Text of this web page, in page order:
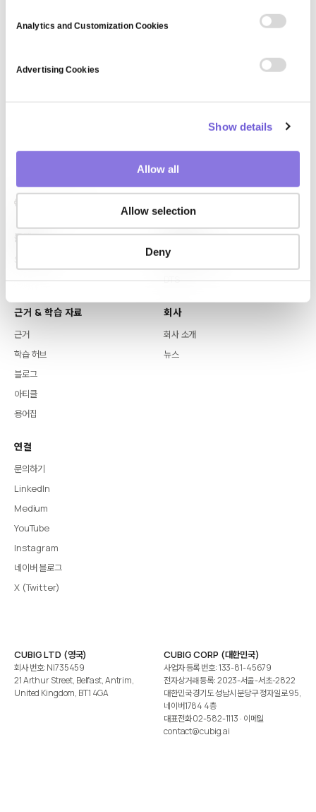
Analytics and Customization Cookies
Advertising Cookies
Show details
Allow all
Allow selection
Deny
플랫폼 핵심 역량
LLM Capsule
DTS
근거 & 학습 자료
근거
학습 허브
블로그
아티클
용어집
회사
회사 소개
뉴스
연결
문의하기
LinkedIn
Medium
YouTube
Instagram
네이버 블로그
X (Twitter)
CUBIG LTD (영국)
회사 번호: NI735459
21 Arthur Street, Belfast, Antrim,
United Kingdom, BT1 4GA
CUBIG CORP (대한민국)
사업자 등록 번호: 133-81-45679
전자상거래 등록: 2023-서울-서초-2822
대한민국 경기도 성남시 분당구 정자일로 95,
네이버1784 4층
대표전화02-582-1113 · 이메일
contact@cubig.ai